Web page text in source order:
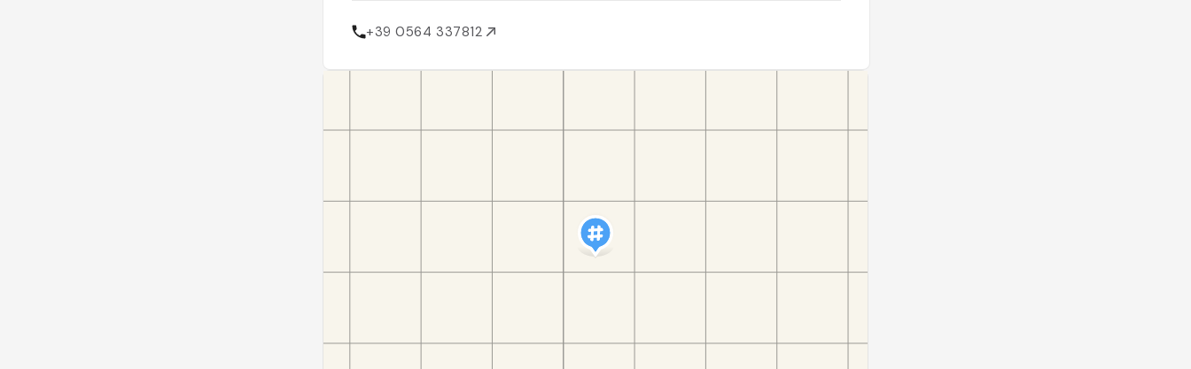
+39 0564 337812